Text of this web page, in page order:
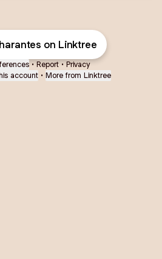
on Linktree
• Report • Privacy
account • More from Linktree